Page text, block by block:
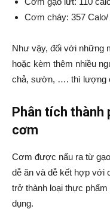
Cơm cháy: 357 Calo/
Như vậy, đối với những
hoặc kèm thêm nhiều
chả, sườn, …. thì lượng
Phân tích thành
cơm
Cơm được nấu ra từ
dễ ăn và dễ kết hợp với
trở thành loại thực
dụng.